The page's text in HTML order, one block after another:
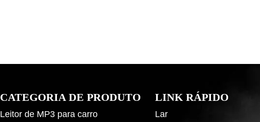
CATEGORIA DE PRODUTO
Leitor de MP3 para carro
LINK RÁPIDO
Lar